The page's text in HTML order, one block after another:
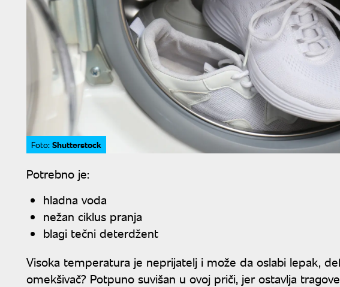
Foto: Shutterstock
Potrebno je:
hladna voda
nežan ciklus pranja
blagi tečni deterdžent
Visoka temperatura je neprijatelj i može da oslabi lepak,
omekšivač? Potpuno suvišan u ovoj priči, jer ostavlja